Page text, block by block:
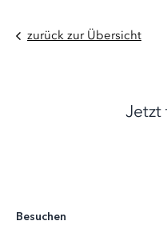
zurück zur Übersicht
Jetzt
Besuchen